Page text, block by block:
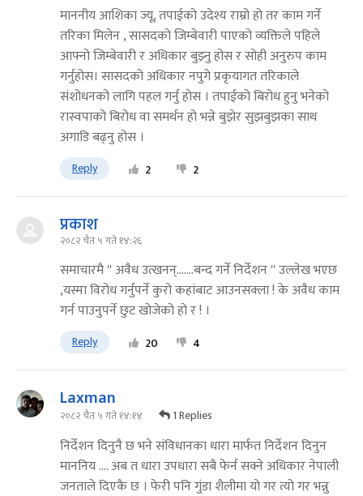
माननीय आशिका ज्यू, तपाईको उदेश्य राम्रो हो तर काम गर्ने
तरिका मिलेन , सासदको जिम्बेवारी पाएको व्यक्तिले पहिले
आफ्नो जिम्बेवारी र अधिकार बुझ्नु होस र सोही अनुरुप काम
गर्नुहोस। सासदको अधिकार नपुगे प्रकृयागत तरिकाले
संशोधनको लागि पहल गर्नु होस । तपाईको बिरोध हुनु भनेको
रास्वपाको बिरोध वा समर्थन हो भन्ने बुझेर सुझबुझका साथ
अगाडि बढ्नु होस ।
Reply 2 2
प्रकाश
२०८२ चैत ५ गते १४:२६
समाचारमै '' अवैध उत्खनन्.......बन्द गर्ने निर्देशन '' उल्लेख भएछ
,यस्मा विरोध गर्नुपर्ने कुरो कहांबाट आउनसक्ला ! के अवैध काम
गर्न पाउनुपर्ने छुट खोजेको हो र ! ।
Reply 20 4
Laxman
२०८२ चैत ५ गते १४:१४ 1 Replies
निर्देशन दिनुनै छ भने संविधानका धारा मार्फत निर्देशन दिनुन
माननिय .... अब त धारा उपधारा सबै फेर्न सक्ने अधिकार नेपाली
जनताले दिएकै छ । फेरी पनि गुंडा शैलीमा यो गर त्यो गर भन्नु